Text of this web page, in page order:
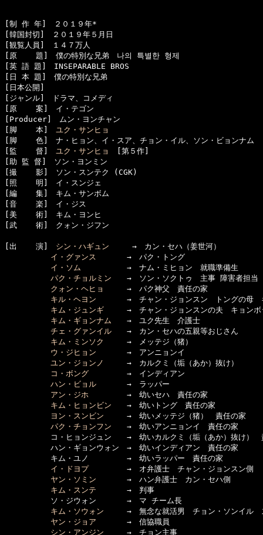
[制 作 年]　２０１９年*
[韓国封切]　２０１９年５月日
[観覧人員]　１４７万人
[原    題]　僕の特別な兄弟　나의 특별한 형제
[英 語 題]　INSEPARABLE BROS
[日 本 題]　僕の特別な兄弟
[日本公開]
[ジャンル]　ドラマ、コメディ
[原    案]　イ・テゴン
[Producer]　ムン・ヨンチャン
[脚    本] ユク・サンヒョ
[脚    色]　ナ・ヒョン、イ・スア、チョン・イル、ソン・ビョンナム
[監    督] ユク・サンヒョ
[第５作]
[助 監 督]　ソン・ヨンミン
[撮    影]　ソン・スンテク (CGK)
[照    明]　イ・スンジェ
[編    集]　キム・サンボム
[音    楽]　イ・ジス
[美    術]　キム・ヨンヒ
[武    術]　クォン・ジフン
[出    演] シン・ハギュン →　カン・セハ（姜世河）
イ・グァンス →　パク・トング
イ・ソム →　ナム・ミヒョン　就職準備生
パク・チョルミン →　ソン・ソクトゥ　主事 障害者担当
クォン・ヘヒョ
→　パク神父　責任の家
キル・ヘヨン →　チャン・ジョンスン　トングの母　キ
キム・ジュンギ →　チャン・ジョンスンの夫　キョンボ
キム・ギョンナム →　ユク先生　介護士
チェ・グァンイル →　カン・セハの五親等おじさん
キム・ミンソク
→　メッテジ（猪）
ウ・ジヒョン →　アンニョンイ
ユン・ジョンノ
→　カルクミ（垢（あか）抜け）
コ・ボング →　インディアン
ハン・ビョル →　ラッパー
アン・ジホ →　幼いセハ　責任の家
キム・ヒョンビン →　幼いトング　責任の家
ヨン・スンビン →　幼いメッテジ（猪）　責任の家
パク・チョンフン →　幼いアンニョンイ　責任の家
コ・ヒョンジュン　　→　幼いカルクミ（垢（あか）抜け）　
ハン・ギョンウォン　→　幼いインディアン　責任の家
キム・ユノ　　　　　→　幼いラッパー　責任の家
イ・ドヨプ →　オ弁護士　チャン・ジョンスン側
ヤン・ソミン →　ハン弁護士　カン・セハ側
キム・スンテ →　判事
ソ・ジウォン　　　　→　マ チーム長
キム・ソウォン →　無念な就活男　チョン・ソンイル　
ヤン・ジョア →　信協職員
シン・アンジン →　チョン主事